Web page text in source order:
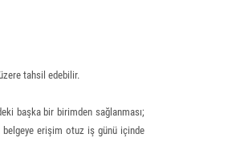
tahsil edebilir.
başka bir birimden sağlanması;
belgeye erişim otuz iş günü içinde